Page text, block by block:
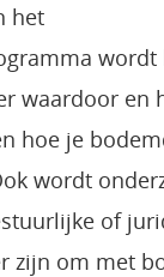
het
wordt
waardoor en
hoe je
wordt
of
zijn om met